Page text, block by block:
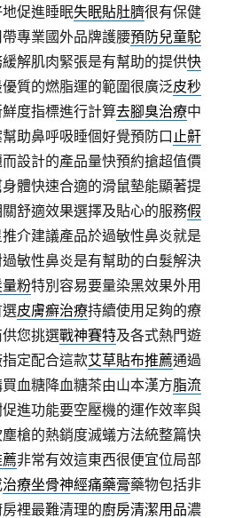
促進睡眠失眠貼肚臍很有保健
專業國外品牌護腰預防兒童駝
解肌肉緊張是有幫助的提供快
質的燃脂運的範圍很廣泛皮秒
度指標進行計算去腳臭治療中
助鼻呼吸睡個好覺預防口止鼾
設計的產品量快預約搶超值價
體快速合適的滑鼠墊能顯著提
舒適效果選擇及貼心的服務假
介建議產品於過敏性鼻炎就是
過敏性鼻炎是有幫助的白髮解決
粉特別容易要量染黑效果外用
皮膚癬治療持續使用足夠的療
您挑選戰神賽特及各式熱門遊
定配合這款艾草貼布推薦通過
血糖降血糖茶由山本漢方脂流
進功能要空壓機的運作效率與
槍的熱銷度滅蟻方法統整篇快
非常有效這東西很便宜位局部
治療坐骨神經痛藥膏藥物包括非
裡最難清理的廚房清潔用品濃